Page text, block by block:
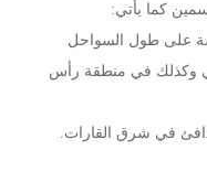
كما يأتي:
على طول السواحل
وكذلك في منطقة رأس
في شرق القارات.